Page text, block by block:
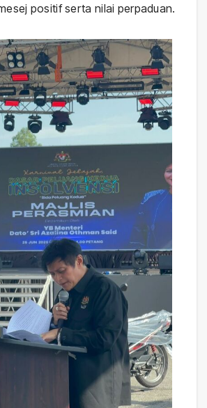
positif serta nilai perpaduan.